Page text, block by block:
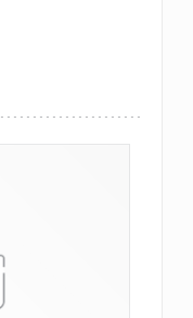
NOVA JANELA))